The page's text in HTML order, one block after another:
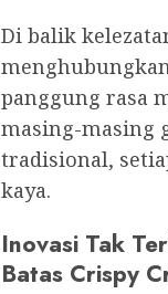
Di balik
panggung rasa
masing-masing
tradisional,
kaya.
Inovasi Tak
Batas Crispy